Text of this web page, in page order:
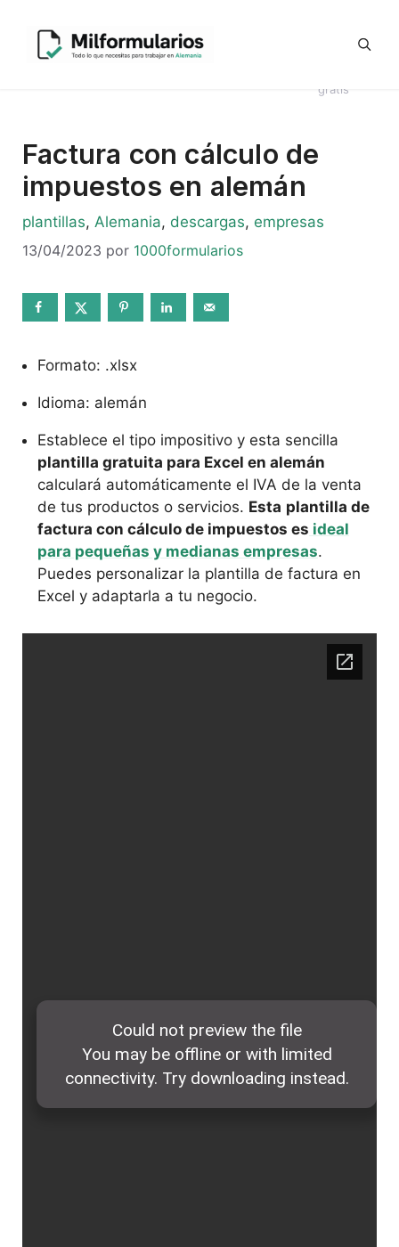
contenido Telegram
#8044
(sin
Revisión
CV en
Kündigung
gratis
Factura con cálculo de
impuestos en alemán
Categorías
plantillas, Alemania, descargas, empresas
13/04/2023 por 1000formularios
Formato: .xlsx
Idioma: alemán
Establece el tipo impositivo y esta sencilla
plantilla gratuita para Excel en alemán
calculará automáticamente el IVA de la venta
de tus productos o servicios. Esta plantilla de
factura con cálculo de impuestos es ideal
para pequeñas y medianas empresas.
Puedes personalizar la plantilla de factura en
Excel y adaptarla a tu negocio.